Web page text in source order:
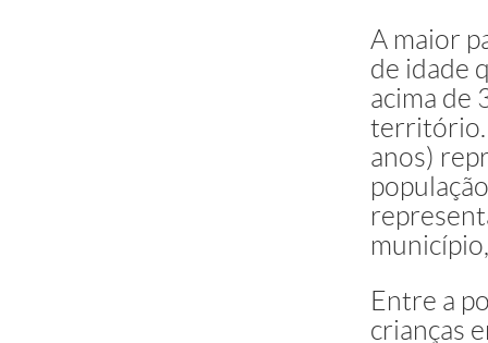
A maior
de idade
acima de
território.
anos)
Entre a
crianças